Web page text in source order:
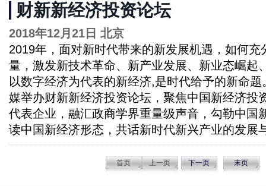
财新新经济投资论坛
2018年12月21日 北京
2019年，面对新时代带来的新发展机遇，如何充
量，激发新技术革命、新产业发展、新业态崛起
以数字经济为代表的新经济,是时代给予的新命
媒举办财新新经济投资论坛，聚焦中国新经济投
代表企业，融汇政商学界重量级声音，勾勒中国
读中国新经济形态，共话新时代新兴产业的发展
首页 上一页 下一页 末页